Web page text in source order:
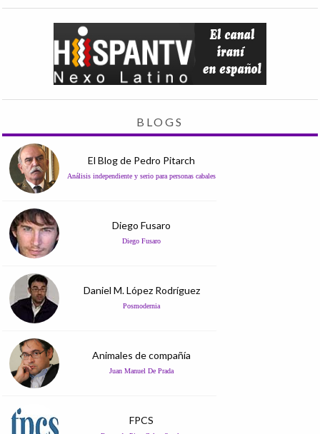
BLOGS
El Blog de Pedro Pitarch
Análisis independiente y serio para personas cabales
Diego Fusaro
Diego Fusaro
Daniel M. López Rodríguez
Posmodernia
Animales de compañía
Juan Manuel De Prada
FPCS